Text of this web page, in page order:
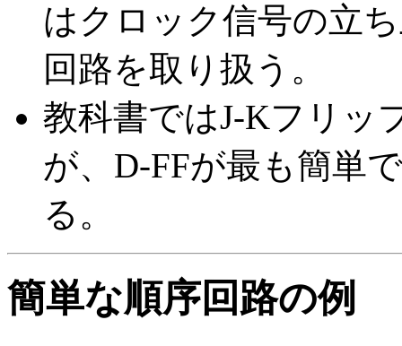
はクロック信号の立
回路を取り扱う。
教科書ではJ-Kフリッ
が、D-FFが最も簡単
る。
簡単な順序回路の例